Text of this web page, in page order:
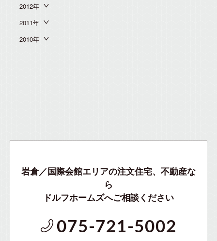
2012年
2011年
2010年
岩倉／国際会館エリアの注文住宅、不動産な
ら
ドルフホームズへご相談ください
075-721-5002